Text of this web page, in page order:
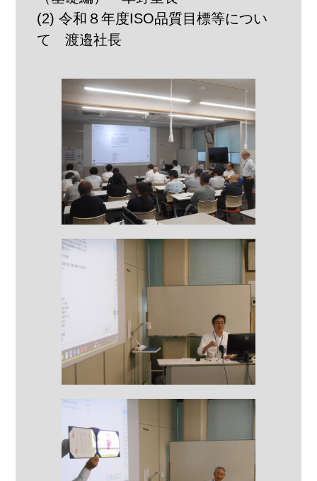
(2) 令和８年度ISO品質目標等につい
て 渡邉社長